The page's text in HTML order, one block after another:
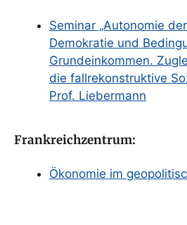
Seminar „Autonomie
Demokratie und
Grundeinkommen.
die fallrekonstruktive
Prof. Liebermann
Frankreichzentrum:
Ökonomie im